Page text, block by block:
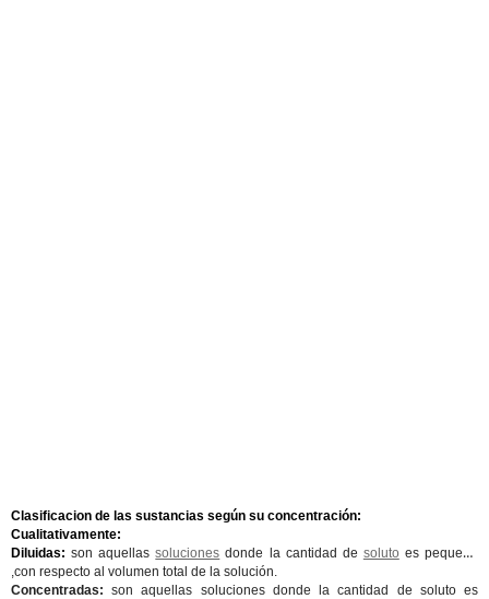
Clasificacion de las sustancias según su concentración:
Cualitativamente:
Diluidas:son aquellassoluciones donde la cantidad de soluto es pequeña
,con respecto al volumen total de la solución.
Concentradas: son aquellas soluciones donde la cantidad de soluto es